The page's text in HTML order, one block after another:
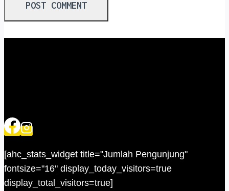
[ahc_stats_widget title="Jumlah Pengunjung"
fontsize="16" display_today_visitors=true
display_total_visitors=true]